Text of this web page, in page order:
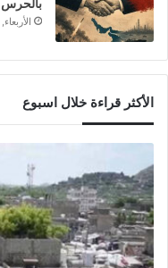
بالحرس
الأربعاء, 5 أغسطس 2026 - 7:23 م
الأكثر قراءة خلال اسبوع